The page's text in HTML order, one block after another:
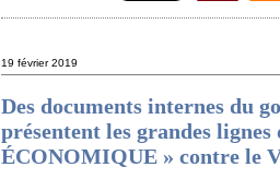
19 février 2019
Des documents internes du
présentent les grandes
ÉCONOMIQUE » contre le